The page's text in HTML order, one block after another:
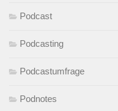
Podcast
Podcasting
Podcastumfrage
Podnotes